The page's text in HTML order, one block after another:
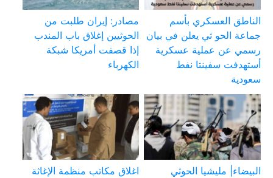
الناطق العسكري بأسم
جماعة الحو ثي يعلن في بيان
رسمي عن عملية عسكرية
أستهدفت سفينتا نفط
سعودية
مصادر: إيران طلبت من
الحوثيين إغلاق باب المندب
إذا قصفت أمريكا شبكة
الكهرباء
البيضاء| مليشيا الحوثي
اغلاق مكاتب منظمة الإغاثة